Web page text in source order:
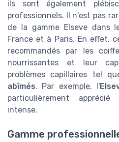
ils sont également
professionnels. Il n'est pas
de la gamme Elseve dans
France et à Paris. En effet,
recommandés par les
nourrissantes et leur
problèmes capillaires tel
abîmés. Par exemple, l'
particulièrement
intense.
Gamme